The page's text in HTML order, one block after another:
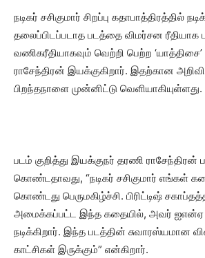
நடிகர் சசிகுமார் சிறப்பு கதாபாத்திரத்தில்
தலைப்பிடப்படாத படத்தை விமர்சன ரீதியாக
வணிகரீதியாகவும் வெற்றி பெற்ற
ராசேந்திரன் இயக்குகிறார். இதற்கான
பிறந்தநாளை முன்னிட்டு வெளியாகியுள்ளது.
படம் குறித்து இயக்குநர் தரணி ராசேந்திரன்
கொண்டதாவது, “நடிகர் சசிகுமார் எங்கள்
கொண்டது பெருமகிழ்ச்சி. பிரிட்டிஷ்
அமைக்கப்பட்ட இந்த கதையில், அவர் ஐஎன்ஏ
நடிக்கிறார். இந்த படத்தின்
காட்சிகள் இருக்கும்” என்கிறார்.